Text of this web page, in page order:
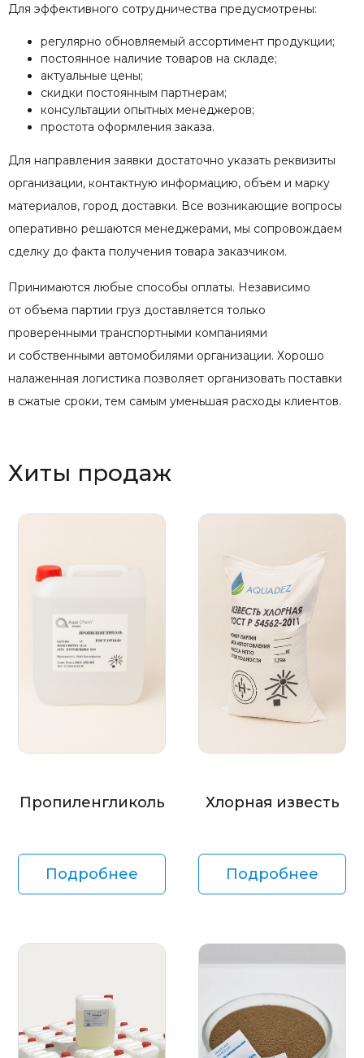
Для эффективного сотрудничества предусмотрены:
регулярно обновляемый ассортимент продукции;
постоянное наличие товаров на складе;
актуальные цены;
скидки постоянным партнерам;
консультации опытных менеджеров;
простота оформления заказа.
Для направления заявки достаточно указать реквизиты
организации, контактную информацию, объем и марку
материалов, город доставки. Все возникающие вопросы
оперативно решаются менеджерами, мы сопровождаем
сделку до факта получения товара заказчиком.
Принимаются любые способы оплаты. Независимо
от объема партии груз доставляется только
проверенными транспортными компаниями
и собственными автомобилями организации. Хорошо
налаженная логистика позволяет организовать поставки
в сжатые сроки, тем самым уменьшая расходы клиентов.
Хиты продаж
Пропиленгликоль
Подробнее
Хлорная известь
Подробнее